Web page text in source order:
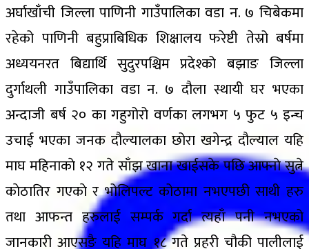
अर्घाखाँची जिल्ला पाणिनी गाउँपालिका वडा न. ७ चिबेकमा
रहेको पाणिनी बहुप्राबिधिक शिक्षालय फरेष्टी तेस्रो बर्षमा
अध्ययनरत बिद्यार्थि सुदुरपश्चिम प्रदेश्को बझाङ जिल्ला
दुर्गाथली गाउँपालिका वडा न. ७ दौला स्थायी घर भएका
अन्दाजी बर्ष २० का गहुगोरो वर्णका लगभग ५ फुट ५ इन्च
उचाई भएका जनक दौल्यालका छोरा खगेन्द्र दौल्याल यहि
माघ महिनाकाे १२ गते साँझ खाना खाईसके पछि आफ्नाे सुत्ने
काेठातिर गएकाे र भोलिपल्ट कोठामा नभएपछी साथी हरु
तथा आफन्त हरुलाई सम्पर्क गर्दा त्यहाँ पनी नभएको
जानकारी आएसङै यहि माघ १८ गते प्रहरी चौकी पालीलाई